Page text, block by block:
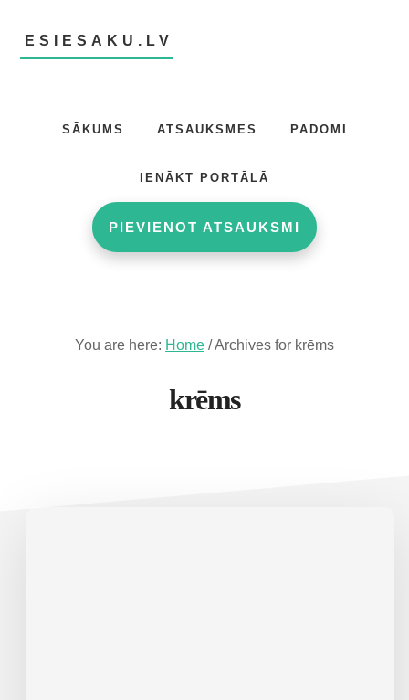
main
footerESIESAKU.LV
SĀKUMS ATSAUKSMES PADOMI
IENĀKT PORTĀLĀ
PIEVIENOT ATSAUKSMI
You are here: Home /Archives for krēms
krēms